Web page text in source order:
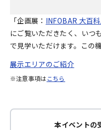
「企画展： INFOBAR 大百
にご覧いただきたく、いつ
で見学いただけます。この
展示エリアのご紹介
注意事項はこちら
本イベントの